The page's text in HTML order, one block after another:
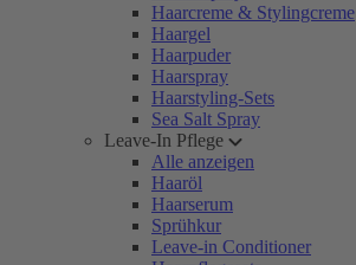
Haarcreme & Stylingcreme
Haargel
Haarpuder
Haarspray
Haarstyling-Sets
Sea Salt Spray
Leave-In Pflege
Alle anzeigen
Haaröl
Haarserum
Sprühkur
Leave-in Conditioner